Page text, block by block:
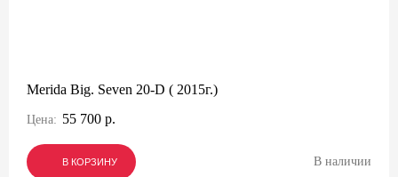
Merida Big. Seven 20-D ( 2015г.)
Цена: 55 700 р.
В КОРЗИНУ
В КОРЗИНУ
В КОРЗИНУ В наличии